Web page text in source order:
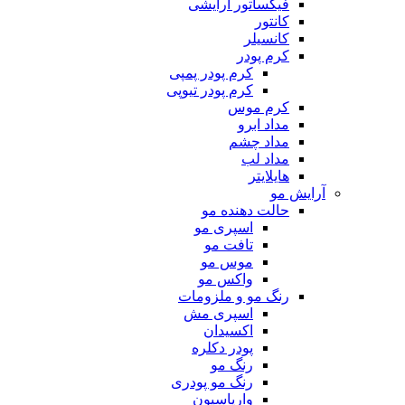
فیکساتور آرایشی
کرم پودر
کرم پودر پمپی
کرم پودر تیوپی
کرم موس
مداد ابرو
مداد چشم
مداد لب
آرایش مو
حالت دهنده مو
اسپری مو
تافت مو
موس مو
واکس مو
رنگ مو و ملزومات
اسپری مش
اکسیدان
پودر دکلره
رنگ مو پودری
واریاسیون